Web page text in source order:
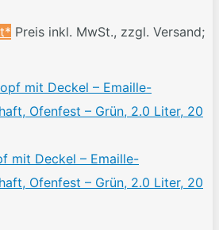
Preis inkl. MwSt., zzgl. Versand;
mit Deckel – Emaille-
Ofenfest – Grün, 2.0 Liter, 20